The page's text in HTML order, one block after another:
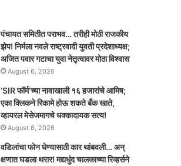
पंचायत समितीत पराभव… तरीही मोठी राजकीय
झेप! निर्मला नवले राष्ट्रवादी युवती प्रदेशाध्यक्ष;
अजित पवार गटाचा युवा नेतृत्वावर मोठा विश्वास
August 6, 2026
‘SIR फॉर्म’च्या नावाखाली १६ हजारांचे आमिष;
एका क्लिकने रिकामे होऊ शकते बँक खाते,
व्हायरल मेसेजमागचे धक्कादायक सत्य!
August 6, 2026
वडिलांचा फोन घेण्यासाठी कार थांबवली… अन्
क्षणात घडला थरार! मद्यधुंद चालकाच्या रिव्हर्सने